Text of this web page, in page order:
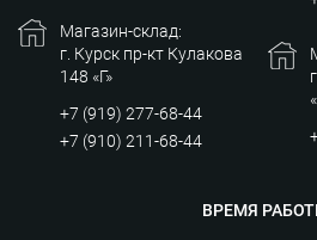
Магазин-склад:
г. Курск пр-кт Кулакова
148 «Г»
+7 (919) 277-68-44
+7 (910) 211-68-44
ВРЕМЯ